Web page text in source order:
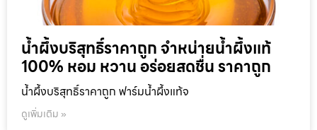
น้ำผึ้งบริสุทธิ์ราคาถูก จำหน่ายน้ำผึ้งแท้
100% หอม หวาน อร่อยสดชื่น ราคาถูก
น้ำผึ้งบริสุทธิ์ราคาถูก ฟาร์มน้ำผึ้งแท้จ
ดูเพิ่มเติม »